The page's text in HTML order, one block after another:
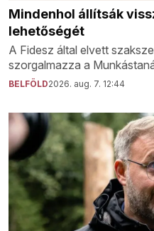
Mindenhol állítsák
lehetőségét
A Fidesz által elvett
szorgalmazza a
BELFÖLD2026. aug. 7. 12:44